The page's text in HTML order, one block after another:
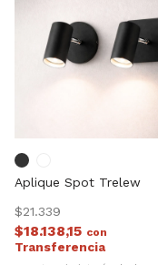
Aplique Spot Trelew
$21.339
$18.138,15 con